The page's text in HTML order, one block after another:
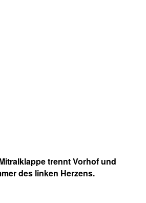
trennt Vorhof und
des linken Herzens.